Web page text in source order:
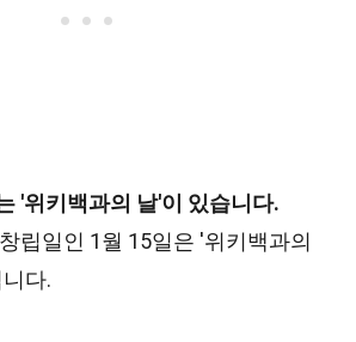
'위키백과의 날'이 있습니다.
립일인 1월 15일은 '위키백과의
다.